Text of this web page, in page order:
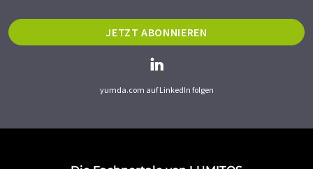
JETZT ABONNIEREN
yumda.com auf LinkedIn folgen